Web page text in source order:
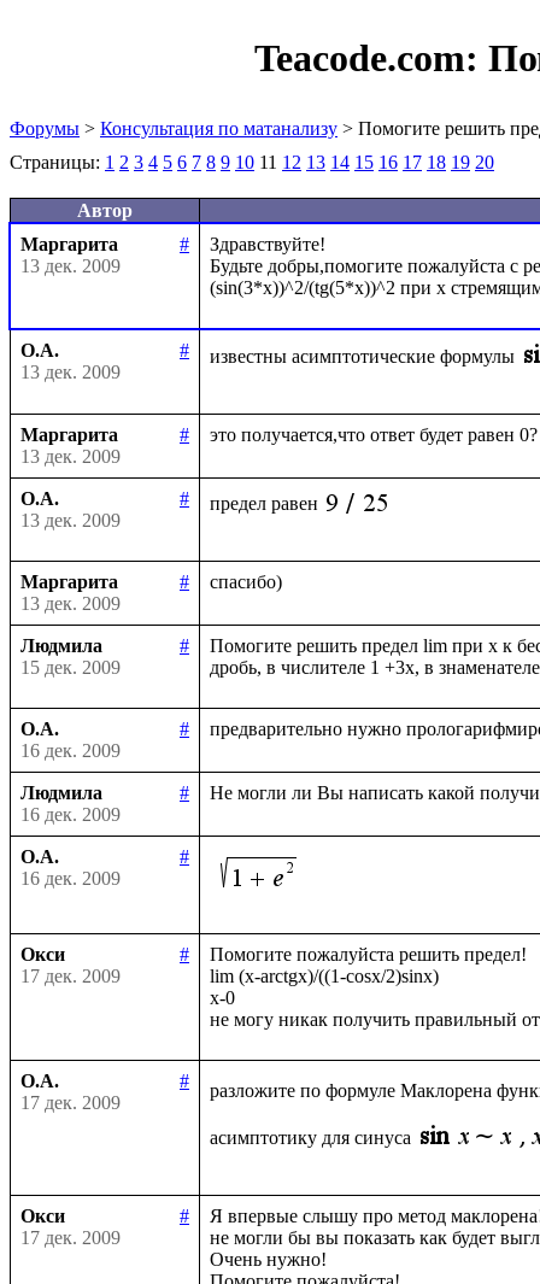
Teacode.com:
Форумы > Консультация по матанализу > Помогите решить
Страницы: 1 2 3 4 5 6 7 8 9 10 11 12 13 14 15 16 17 18 19 20
Автор
Маргарита
#
13 дек. 2009
Здравствуйте!
Будьте добры,помогите пожалуйста с
О.А.
#
13 дек. 2009
известны асимптотические формулы
Маргарита
#
13 дек. 2009
О.А.
#
13 дек. 2009
предел равен
Маргарита
#
13 дек. 2009
Людмила
#
15 дек. 2009
Помогите решить предел lim при х к
О.А.
#
16 дек. 2009
Людмила
#
16 дек. 2009
О.А.
#
16 дек. 2009
Окси
#
17 дек. 2009
Помогите пожалуйста решить предел!
lim (x-arctgx)/((1-cosx/2)sinx)
x-0
О.А.
#
17 дек. 2009
разложите по формуле Маклорена
асимптотику для синуса
Окси
#
17 дек. 2009
Я впервые слышу про метод
не могли бы вы показать как будет
Очень нужно!